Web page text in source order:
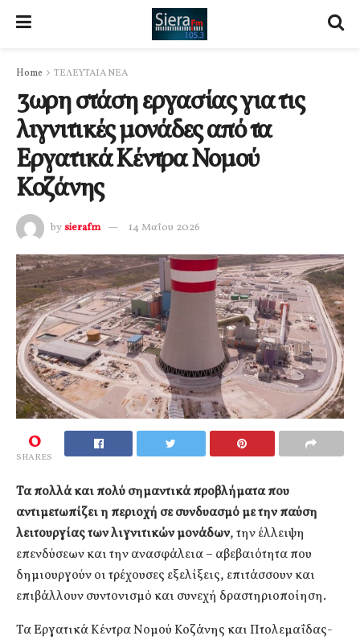
Home ΤΕΛΕΥΤΑΙΑ ΝΕΑ
3ωρη στάση εργασίας για τις
λιγνιτικές μονάδες από τα
Εργατικά Κέντρα Νομού
Κοζάνης
by sierafm 14 Μαΐου 2026
0
SHARES
Τα πολλά και πολύ σημαντικά προβλήματα που
αντιμετωπίζει η περιοχή σε συνδυασμό με την παύση
λειτουργίας των λιγνιτικών μονάδων, την έλλειψη
επενδύσεων και την ανασφάλεια – αβεβαιότητα που
δημιουργούν οι τρέχουσες εξελίξεις, επιτάσσουν και
επιβάλλουν συντονισμό και συνεχή δραστηριοποίηση.
Τα Εργατικά Κέντρα Νομού Κοζάνης και Πτολεμαΐδας-